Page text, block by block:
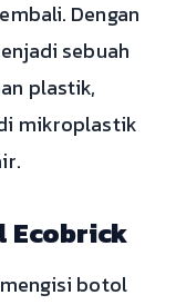
Dengan
sebuah
plastik,
mikroplastik
Ecobrick
botol